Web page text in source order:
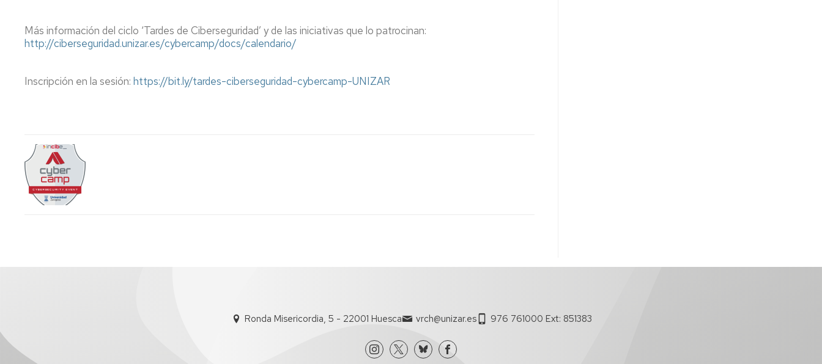
Más información del ciclo ‘Tardes de Ciberseguridad’ y de las iniciativas que lo patrocinan:
http://ciberseguridad.unizar.es/cybercamp/docs/calendario/
Inscripción en la sesión: https://bit.ly/tardes-ciberseguridad-cybercamp-UNIZAR
Ronda Misericordia, 5 - 22001 Huesca vrch@unizar.es 976 761000 Ext: 851383